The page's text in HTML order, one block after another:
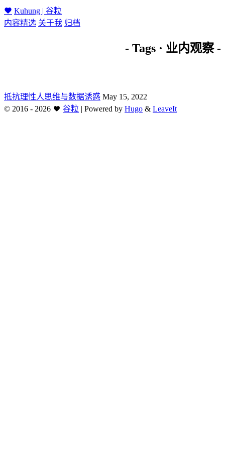
Kuhung | 谷粒
内容精选 关于我 归档
- Tags · 业内观察 -
抵抗理性人思维与数据诱惑 May 15, 2022
© 2016 - 2026 谷粒 | Powered by Hugo & LeaveIt